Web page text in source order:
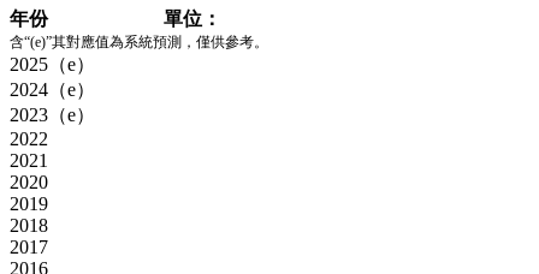
年份 單位：
含“(e)”其對應值為系統預測，僅供參考。
2025（e）
2024（e）
2023（e）
2022
2021
2020
2019
2018
2017
2016